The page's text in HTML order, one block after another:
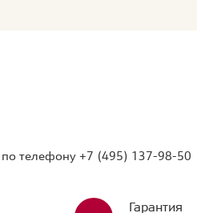
телефону +7 (495) 137-98-50
Гарантия